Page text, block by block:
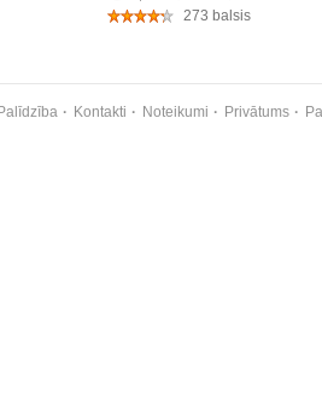
273 balsis
Palīdzība Kontakti Noteikumi Privātums